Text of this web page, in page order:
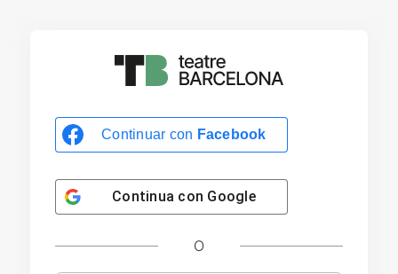
Continuar con Facebook
Continua con Google
O